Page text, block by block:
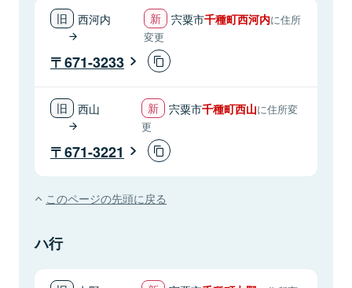
西河内 宍粟市千種町西河内に住所
変更
671-3233
西山 宍粟市千種町西山に住所変
更
671-3221
このページの先頭に戻る
ハ行